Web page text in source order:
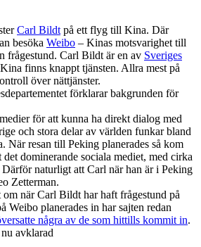
Carl Bildt på ett flyg till Kina. Där
besöka Weibo – Kinas motsvarighet till
frågestund. Carl Bildt är en av Sveriges
finns knappt tjänsten. Allra mest på
över nättjänster.
förklarar bakgrunden för
för att kunna ha direkt dialog med
och stora delar av världen funkar bland
När resan till Peking planerades så kom
dominerande sociala mediet, med cirka
naturligt att Carl när han är i Peking
Zetterman.
när Carl Bildt har haft frågestund på
Weibo planerades in har sajten redan
några av de som hittills kommit in.
avklarad